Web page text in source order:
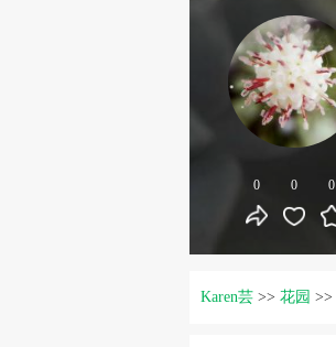
0 0 0
Karen芸 >> 花园 >>